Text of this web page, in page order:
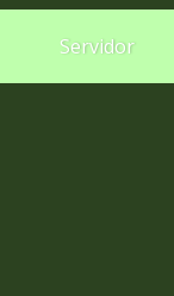
Servidor